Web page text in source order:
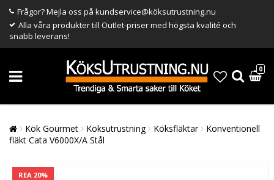
Frågor? Mejla oss på kundservice@köksutrustning.nu
Alla våra produkter till Outlet-priser med högsta kvalité och
snabb leverans!
0
Kök Gourmet Köksutrustning Köksfläktar
Konventionell
fläkt Cata V6000X/A Stål
REA 20%